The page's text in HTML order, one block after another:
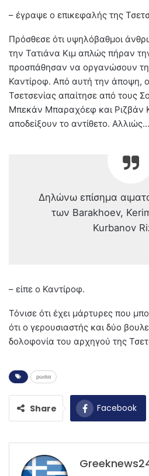
– έγραψε ο επικεφαλής της
Πρόσθεσε ότι υψηλόβαθμοι
την Τατιάνα Κιμ απλώς πήραν
προσπάθησαν να οργανώσουν
Καντίροφ. Από αυτή την άποψη,
Τσετσενίας απαίτησε από τους
Μπεκάν Μπαραχόεφ και Ριζβάν
αποδείξουν το αντίθετο. Αλλιώς…
Δηλώνω επίσημα
των Barakhoev,
Kurbanov
– είπε ο Καντίροφ.
Τόνισε ότι έχει μάρτυρες που
ότι ο γερουσιαστής και δύο
δολοφονία του αρχηγού της
ρωσια
Share Facebook